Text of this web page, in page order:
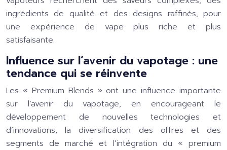
ingrédients de qualité et des designs raffinés, pour
une expérience de vape plus riche et plus
satisfaisante.
Influence sur l’avenir du vapotage : une
tendance qui se réinvente
Les « Premium Blends » ont une influence importante
sur l’avenir du vapotage, en encourageant le
développement de nouvelles technologies et
d’innovations, la diversification des offres et des
segments de marché et l’intégration du « premium